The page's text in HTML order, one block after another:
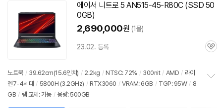
에이서 니트로 5 AN515-45-R80C (SSD 50
0GB)
2,690,000원 (1몰)
23.02. 등록
관
노트북 / 39.62cm(15.6인치) / 2.2kg / NTSC: 72% / 300nit / AMD / 라이
젠7-4세대 / 5800H (3.2GHz) / RTX3060 / VRAM: 6GB / TGP: 95W / 8
GB / 램 교체: 가능 / 용량: 500GB